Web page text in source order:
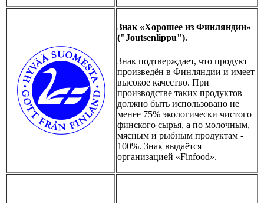
Знак «Хорошее из Финляндии»
("Joutsenlippu").
Знак подтверждает, что продукт
произведён в Финляндии и имеет
высокое качество. При
производстве таких продуктов
должно быть использовано не
менее 75% экологически чистого
финского сырья, а по молочным,
мясным и рыбным продуктам -
100%. Знак выдаётся
организацией «Finfood».